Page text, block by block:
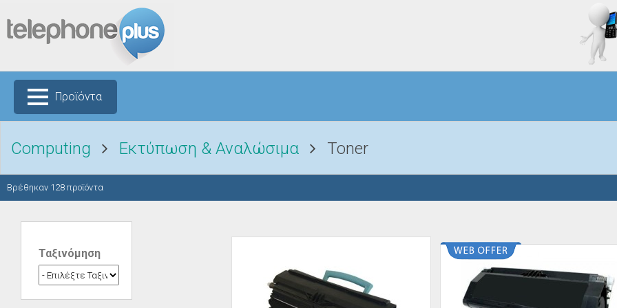
Προϊόντα
Computing Εκτύπωση & Αναλώσιμα Toner
Βρέθηκαν 128 προϊόντα
Ταξινόμηση